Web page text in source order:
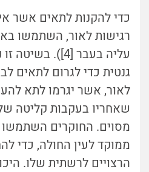
כדי להקנות לתאים אשר
רגישות לאור, השתמשו
עליה בעבר [4]).
גנטית כדי לגרום לתאים
לאור, אשר יגרמו לתא
שאחריו בעקבות קליטה
מסוים. החוקרים השתמשו
ממוקד לעין החולה, כדי
הרצויים לרשתית שלו.